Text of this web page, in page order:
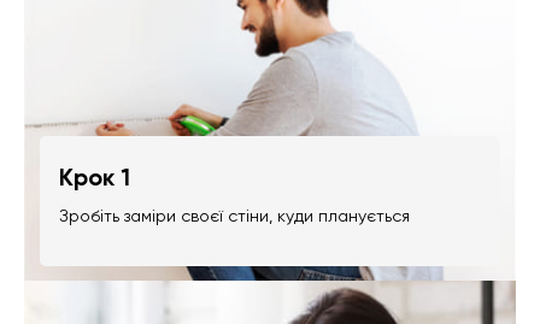
Крок 1
Зробіть заміри своєї стіни, куди планується